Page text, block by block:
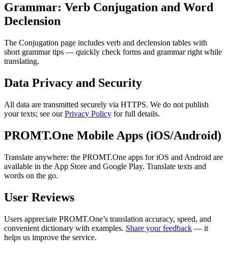
Grammar: Verb Conjugation and Word
Declension
The Conjugation page includes verb and declension tables with
short grammar tips — quickly check forms and grammar right while
translating.
Data Privacy and Security
All data are transmitted securely via HTTPS. We do not publish
your texts; see ourPrivacy Policy for full details.
PROMT.One Mobile Apps (iOS/Android)
Translate anywhere: the PROMT.One apps for iOS and Android are
available in the App Store and Google Play. Translate texts and
words on the go.
User Reviews
Users appreciate PROMT.One’s translation accuracy, speed, and
convenient dictionary with examples. Share your feedback — it
helps us improve the service.